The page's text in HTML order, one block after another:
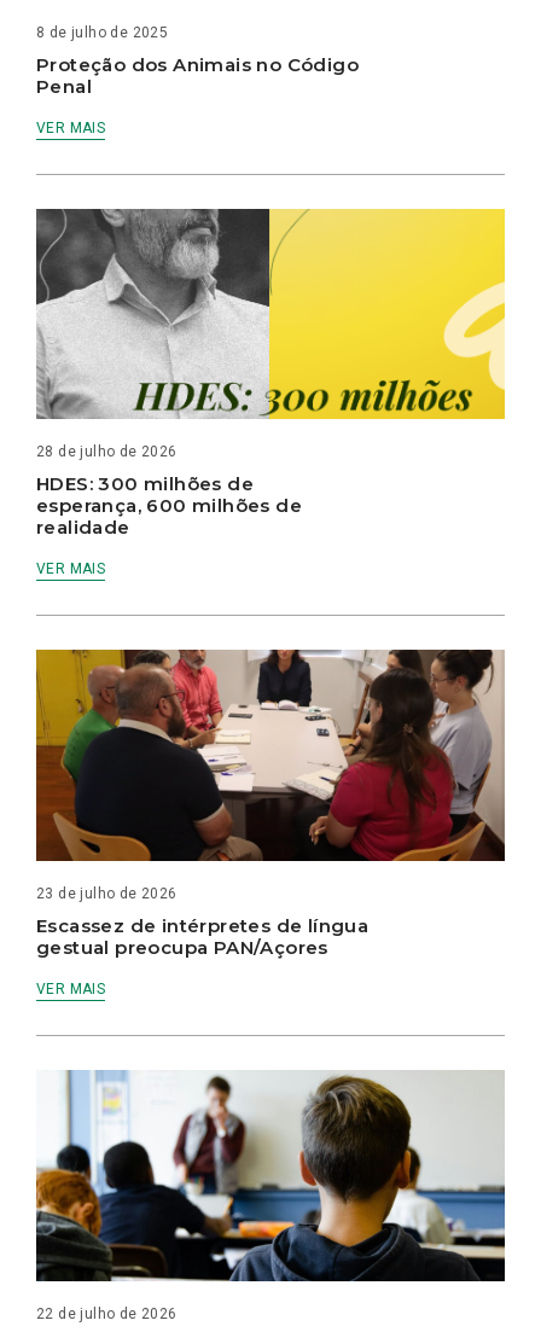
8 de julho de 2025
Proteção dos Animais no Código
Penal
VER MAIS
28 de julho de 2026
HDES: 300 milhões de
esperança, 600 milhões de
realidade
VER MAIS
23 de julho de 2026
Escassez de intérpretes de língua
gestual preocupa PAN/Açores
VER MAIS
22 de julho de 2026